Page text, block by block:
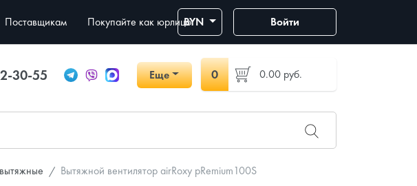
Поставщикам Покупайте как юрлицоBYN Войти
30-55 Еще 0 0.00 руб.
Вытяжной вентилятор airRoxy pRemium100S